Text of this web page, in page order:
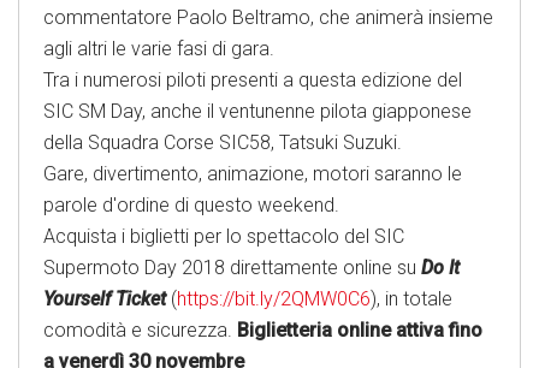
commentatore Paolo Beltramo, che animerà insieme
agli altri le varie fasi di gara.
Tra i numerosi piloti presenti a questa edizione del
SIC SM Day, anche il ventunenne pilota giapponese
della Squadra Corse SIC58, Tatsuki Suzuki.
Gare, divertimento, animazione, motori saranno le
parole d'ordine di questo weekend.
Acquista i biglietti per lo spettacolo del SIC
Supermoto Day 2018 direttamente online su Do It
Yourself Ticket(https://bit.ly/2QMW0C6), in totale
comodità e sicurezza. Biglietteria online attiva fino
a venerdì 30 novembre